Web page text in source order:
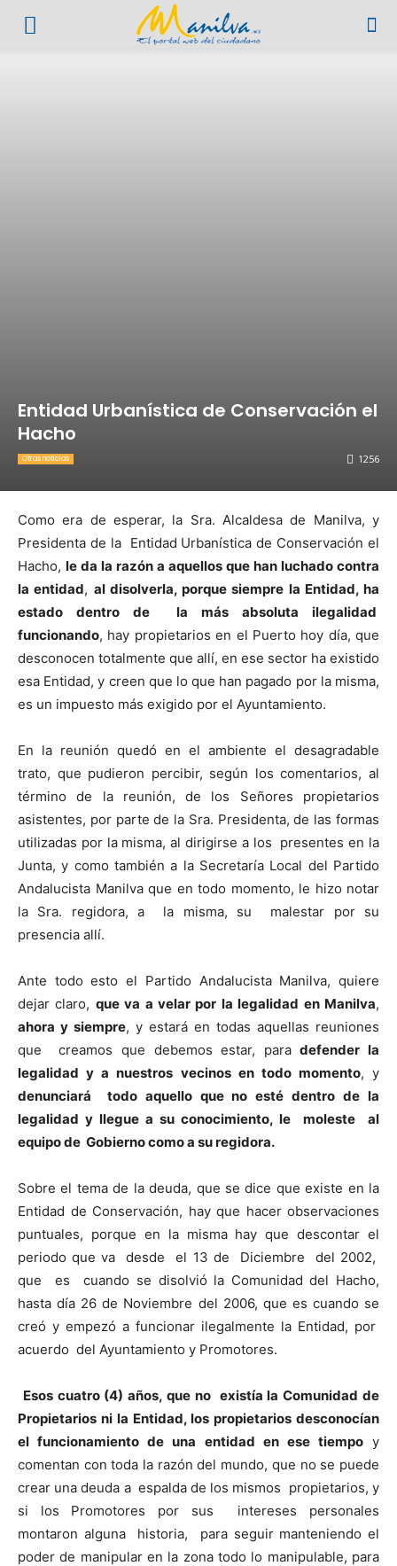
Entidad Urbanística de Conservación el
Hacho
1256
Otras noticias
Como era de esperar, la Sra. Alcaldesa de Manilva, y
Presidenta de la Entidad Urbanística de Conservación el
Hacho, le da la razón a aquellos que han luchado contra
la entidad, al disolverla, porque siempre la Entidad, ha
estado dentro de la más absoluta ilegalidad
funcionando, hay propietarios en el Puerto hoy día, que
desconocen totalmente que allí, en ese sector ha existido
esa Entidad, y creen que lo que han pagado por la misma,
es un impuesto más exigido por el Ayuntamiento.
En la reunión quedó en el ambiente el desagradable
trato, que pudieron percibir, según los comentarios, al
término de la reunión, de los Señores propietarios
asistentes, por parte de la Sra. Presidenta, de las formas
utilizadas por la misma, al dirigirse a los presentes en la
Junta, y como también a la Secretaría Local del Partido
Andalucista Manilva que en todo momento, le hizo notar
la Sra. regidora, a la misma, su malestar por su
presencia allí.
Ante todo esto el Partido Andalucista Manilva, quiere
dejar claro, que va a velar por la legalidad en Manilva,
ahora y siempre, y estará en todas aquellas reuniones
que creamos que debemos estar, paradefender la
legalidad y a nuestros vecinos en todo momento, y
denunciará todo aquello que no esté dentro de la
legalidad y llegue a su conocimiento, le moleste al
equipo de Gobierno como a su regidora.
Sobre el tema de la deuda, que se dice que existe en la
Entidad de Conservación, hay que hacer observaciones
puntuales, porque en la misma hay que descontar el
periodo que va desde el 13 de Diciembre del 2002,
que es cuando se disolvió la Comunidad del Hacho,
hasta día 26 de Noviembre del 2006, que es cuando se
creó y empezó a funcionar ilegalmente la Entidad, por
acuerdo del Ayuntamiento y Promotores.
Esos cuatro (4) años, que no existía la Comunidad de
Propietarios ni la Entidad, los propietarios desconocían
el funcionamiento de una entidad en ese tiempoy
comentan con toda la razón del mundo, que no se puede
crear una deuda a espalda de los mismos propietarios, y
si los Promotores por sus intereses personales
montaron alguna historia, para seguir manteniendo el
poder de manipular en la zona todo lo manipulable, para